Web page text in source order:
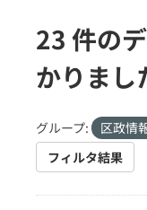
23 件の
かりまし
グループ: 区政情
フィルタ結果